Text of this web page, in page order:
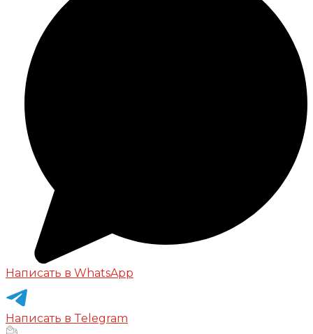
Написать в WhatsApp
Написать в Telegram